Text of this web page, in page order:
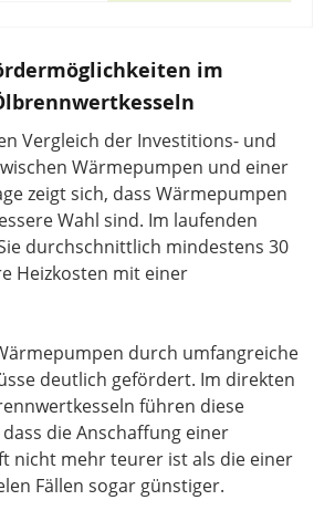
im
Vergleich der Investitions- und
Wärmepumpen und einer
zeigt sich, dass Wärmepumpen
Wahl sind. Im laufenden
durchschnittlich mindestens 30
Heizkosten mit einer
durch umfangreiche
deutlich gefördert. Im direkten
führen diese
die Anschaffung einer
nicht mehr teurer ist als die einer
Fällen sogar günstiger.